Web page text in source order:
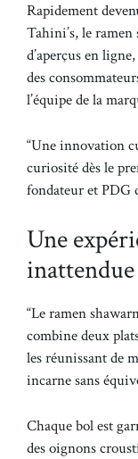
Rapidement
Tahini’s, le
d’aperçus en
des
l’équipe de la
“Une innovation
curiosité dès le
fondateur et PDG
Une
“Le ramen
combine deux
les réunissant de
incarne sans
Chaque bol est
des oignons